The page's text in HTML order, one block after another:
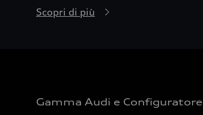
Scopri di più
Gamma Audi e Configuratore